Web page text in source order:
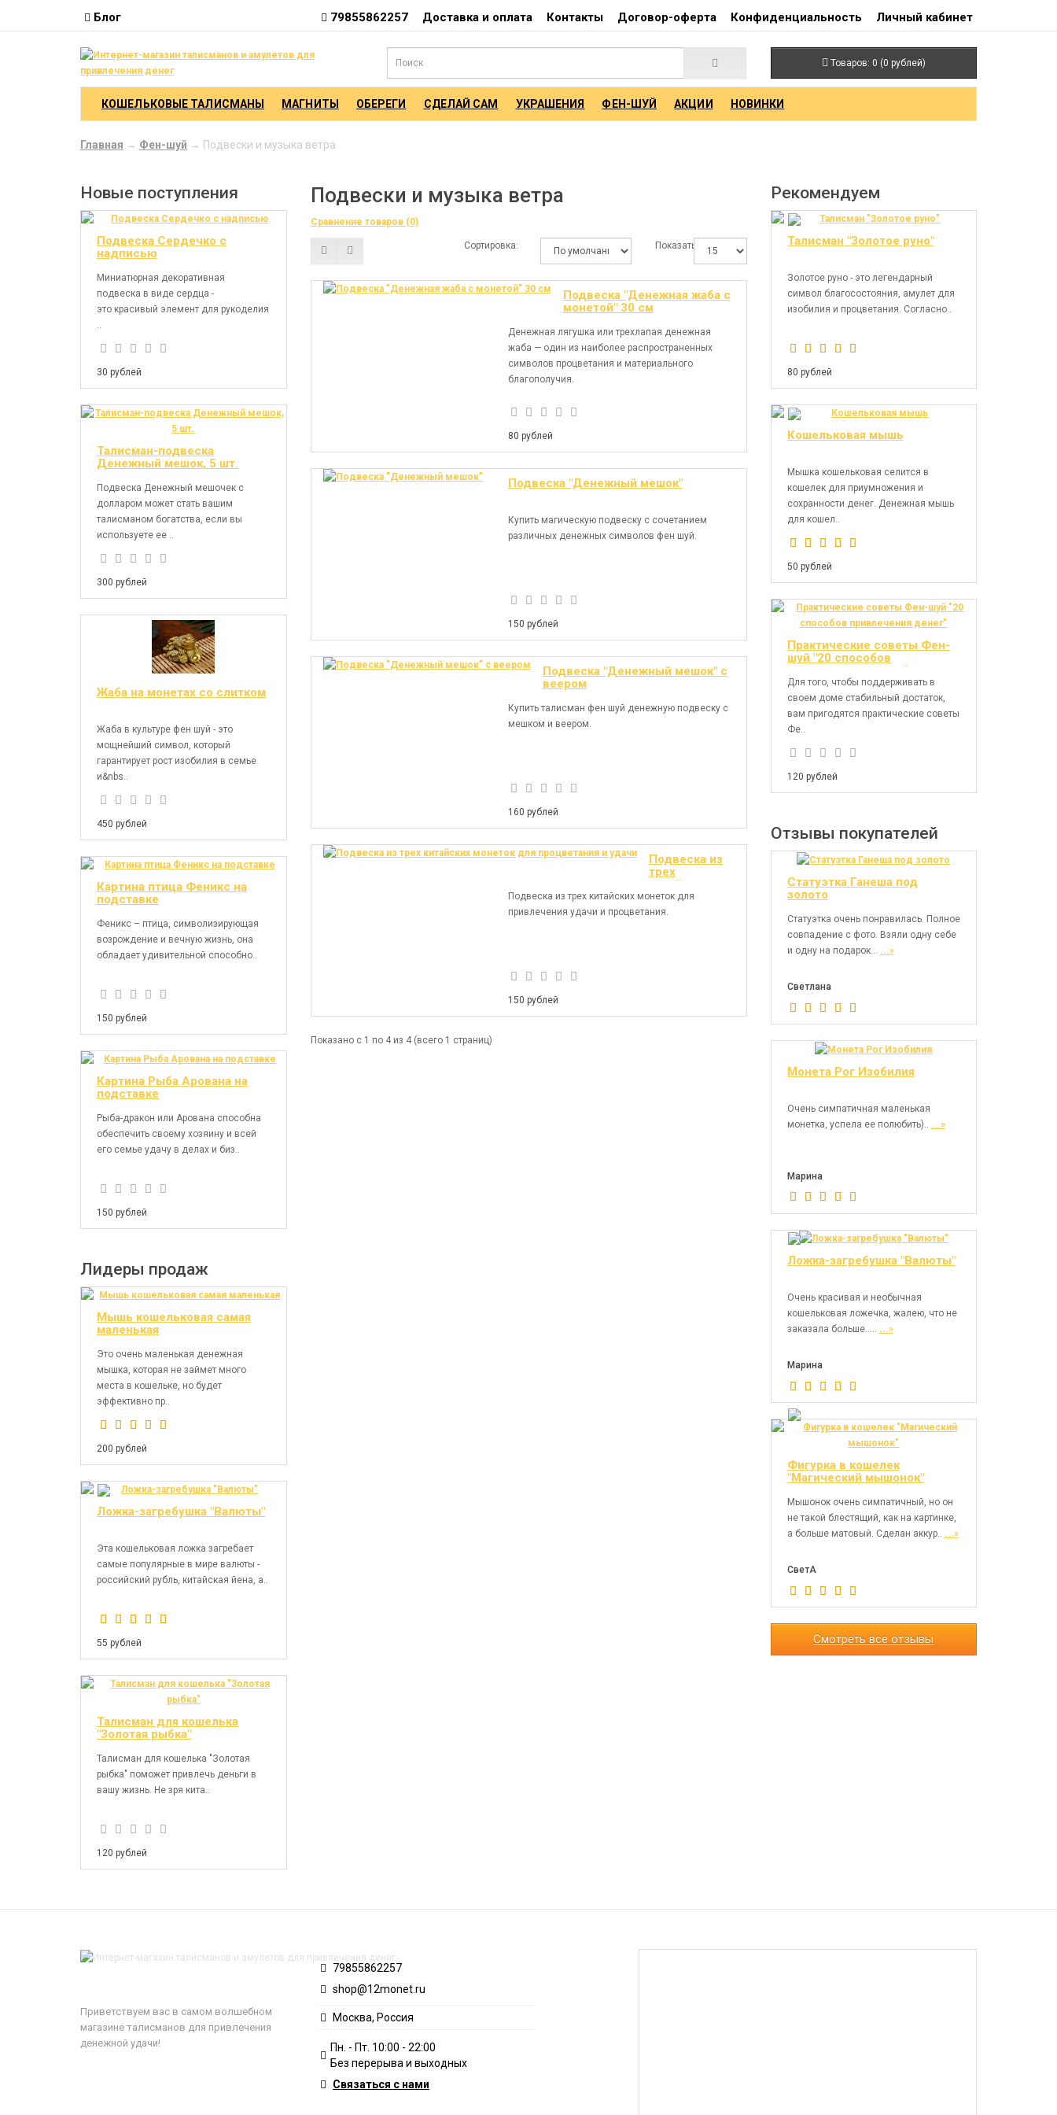
Блог 79855862257 Доставка и оплата Контакты Договор-оферта Конфиденциальность Личный кабинет
Товаров: 0 (0 рублей)
КОШЕЛЬКОВЫЕ ТАЛИСМАНЫ МАГНИТЫ ОБЕРЕГИ СДЕЛАЙ САМ УКРАШЕНИЯ ФЕН-ШУЙ АКЦИИ НОВИНКИ
Главная → Фен-шуй → Подвески и музыка ветра
Новые поступления
Подвеска Сердечко с
надписью
Миниатюрная декоративная
подвеска в виде сердца -
это красивый элемент для рукоделия
..
30 рублей
Талисман-подвеска
Денежный мешок, 5 шт.
Подвеска Денежный мешочек с
долларом может стать вашим
талисманом богатства, если вы
используете ее ..
300 рублей
Жаба на монетах со слитком
Жаба в культуре фен шуй - это
мощнейший символ, который
гарантирует рост изобилия в семье
и&nbs..
450 рублей
Картина птица Феникс на
подставке
Феникс – птица, символизирующая
возрождение и вечную жизнь, она
обладает удивительной способно..
150 рублей
Картина Рыба Арована на
подставке
Рыба-дракон или Арована способна
обеспечить своему хозяину и всей
его семье удачу в делах и биз..
150 рублей
Лидеры продаж
Мышь кошельковая самая
маленькая
Это очень маленькая денежная
мышка, которая не займет много
места в кошельке, но будет
эффективно пр..
200 рублей
Ложка-загребушка "Валюты"
Эта кошельковая ложка загребает
самые популярные в мире валюты -
российский рубль, китайская йена, а..
55 рублей
Талисман для кошелька
"Золотая рыбка"
Талисман для кошелька "Золотая
рыбка" поможет привлечь деньги в
вашу жизнь. Не зря кита..
120 рублей
Подвески и музыка ветра
Сравнение товаров (0)
Сортировка: Показать:
Подвеска "Денежная жаба с
монетой" 30 см
Денежная лягушка или трехлапая денежная
жаба — один из наиболее распространенных
символов процветания и материального
благополучия.
80 рублей
Подвеска "Денежный мешок"
Купить магическую подвеску с сочетанием
различных денежных символов фен шуй.
150 рублей
Подвеска "Денежный мешок" с
веером
Купить талисман фен шуй денежную подвеску с
мешком и веером.
160 рублей
Подвеска из
трех
китайских
монеток для
процветания
Подвеска из трех китайских монеток для
привлечения удачи и процветания.
150 рублей
Показано с 1 по 4 из 4 (всего 1 страниц)
Рекомендуем
Талисман "Золотое руно"
Золотое руно - это легендарный
символ благосостояния, амулет для
изобилия и процветания. Согласно..
80 рублей
Кошельковая мышь
Мышка кошельковая селится в
кошелек для приумножения и
сохранности денег. Денежная мышь
для кошел..
50 рублей
Практические советы Фен-
шуй "20 способов
привлечения денег"
Для того, чтобы поддерживать в
своем доме стабильный достаток,
вам пригодятся практические советы
Фе..
120 рублей
Отзывы покупателей
Статуэтка Ганеша под
золото
Статуэтка очень понравилась. Полное
совпадение с фото. Взяли одну себе
и одну на подарок... ...»
Светлана
Монета Рог Изобилия
Очень симпатичная маленькая
монетка, успела ее полюбить)..
...»
Марина
Ложка-загребушка "Валюты"
Очень красивая и необычная
кошельковая ложечка, жалею, что не
заказала больше..... ...»
Марина
Фигурка в кошелек
"Магический мышонок"
Мышонок очень симпатичный, но он
не такой блестящий, как на картинке,
а больше матовый. Сделан аккур.. ...»
СветА
Смотреть все отзывы
Приветствуем вас в самом волшебном
магазине талисманов для привлечения
денежной удачи!
79855862257
shop@12monet.ru
Москва, Россия
Пн. - Пт. 10:00 - 22:00
Без перерыва и выходных
Связаться с нами